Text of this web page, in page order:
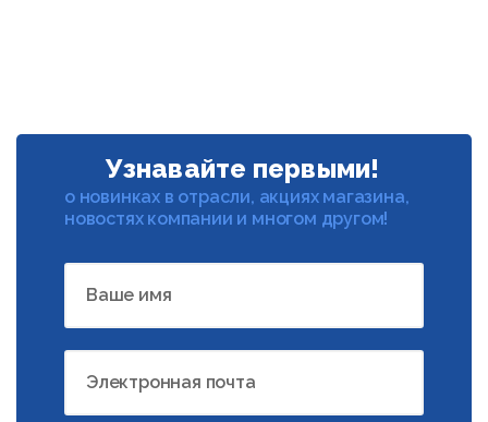
Узнавайте первыми!
о новинках в отрасли, акциях магазина,
новостях компании и многом другом!
Ваше имя
Электронная почта